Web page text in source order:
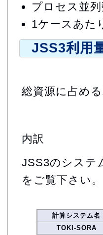
プロセス並
1ケースあた
JSS3利用
総資源に占め
内訳
JSS3のシステ
をご覧下さい。
計算システム名
TOKI-SORA